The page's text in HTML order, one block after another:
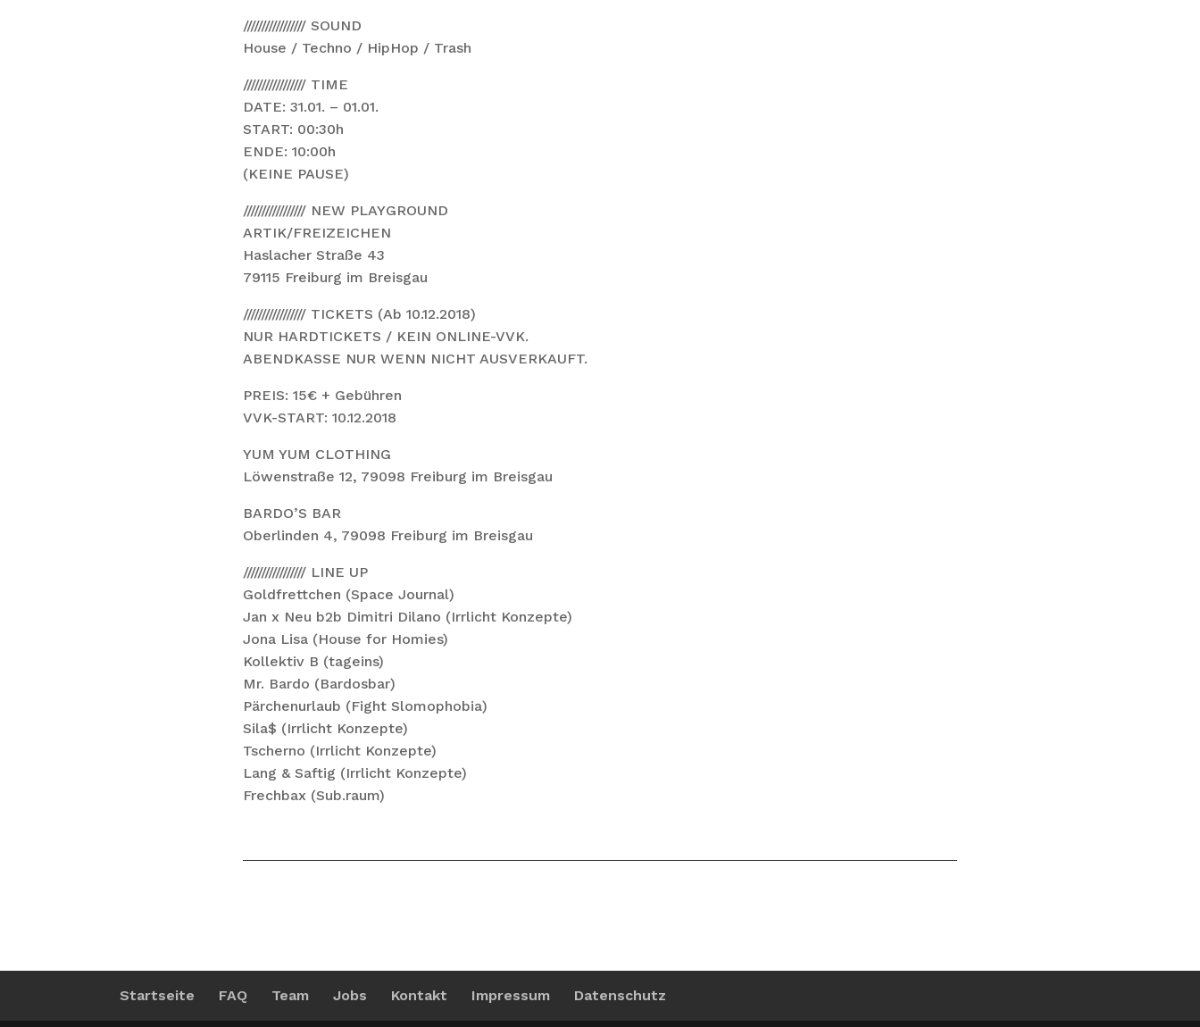
///////////////// SOUND
House / Techno / HipHop / Trash
///////////////// TIME
DATE: 31.01. – 01.01.
START: 00:30h
ENDE: 10:00h
(KEINE PAUSE)
///////////////// NEW PLAYGROUND
ARTIK/FREIZEICHEN
Haslacher Straße 43
79115 Freiburg im Breisgau
///////////////// TICKETS (Ab 10.12.2018)
NUR HARDTICKETS / KEIN ONLINE-VVK.
ABENDKASSE NUR WENN NICHT AUSVERKAUFT.
PREIS: 15€ + Gebühren
VVK-START: 10.12.2018
YUM YUM CLOTHING
Löwenstraße 12, 79098 Freiburg im Breisgau
BARDO’S BAR
Oberlinden 4, 79098 Freiburg im Breisgau
///////////////// LINE UP
Goldfrettchen (Space Journal)
Jan x Neu b2b Dimitri Dilano (Irrlicht Konzepte)
Jona Lisa (House for Homies)
Kollektiv B (tageins)
Mr. Bardo (Bardosbar)
Pärchenurlaub (Fight Slomophobia)
Sila$ (Irrlicht Konzepte)
Tscherno (Irrlicht Konzepte)
Lang & Saftig (Irrlicht Konzepte)
Frechbax (Sub.raum)
Startseite FAQ Team Jobs Kontakt Impressum Datenschutz